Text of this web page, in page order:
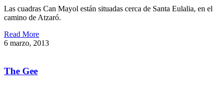
Las cuadras Can Mayol están situadas cerca de Santa Eulalia, en el
camino de Atzaró.
Read More
6 marzo, 2013
The Gee